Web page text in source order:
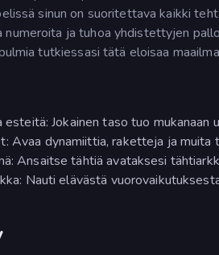
sinun on suoritettava kaikki
numeroita ja tuhoa yhdistettyjen
tutkiessasi tätä eloisaa
Jokainen taso tuo
Avaa dynamiittia, raketteja ja
Ansaitse tähtiä avataksesi
Nauti elävästä